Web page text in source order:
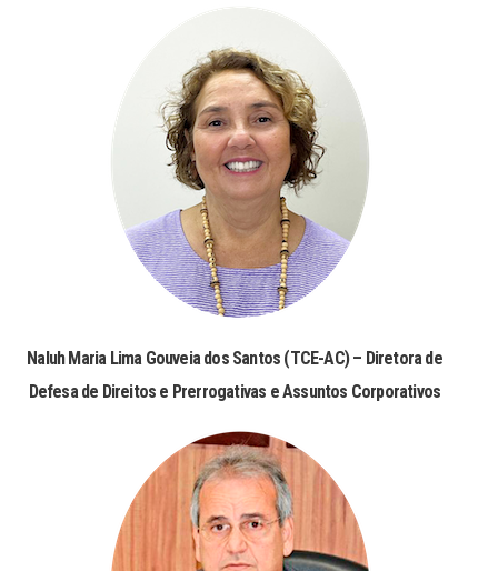
Naluh Maria Lima Gouveia dos Santos (TCE-AC) – Diretora de
Defesa de Direitos e Prerrogativas e Assuntos Corporativos